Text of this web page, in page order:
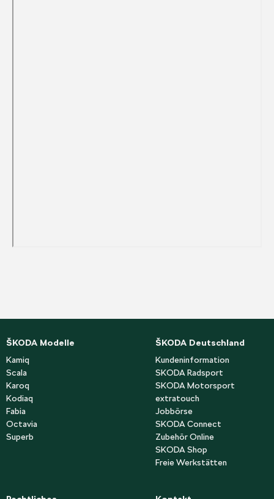
ŠKODA Modelle
Kamiq
Scala
Karoq
Kodiaq
Fabia
Octavia
Superb
ŠKODA Deutschland
Kundeninformation
SKODA Radsport
SKODA Motorsport
extratouch
Jobbörse
SKODA Connect
Zubehör Online
SKODA Shop
Freie Werkstätten